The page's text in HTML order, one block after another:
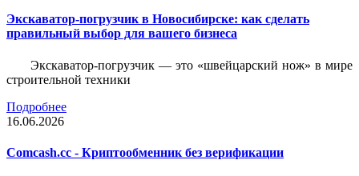
Экскаватор-погрузчик в Новосибирске: как сделать
правильный выбор для вашего бизнеса
Экскаватор-погрузчик — это «швейцарский нож» в мире
строительной техники
Подробнее
16.06.2026
Comcash.cc - Криптообменник без верификации